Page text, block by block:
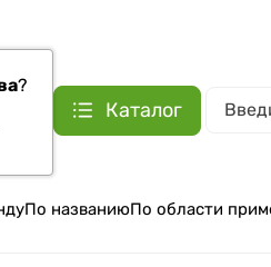
?
Каталог
По названиюПо области